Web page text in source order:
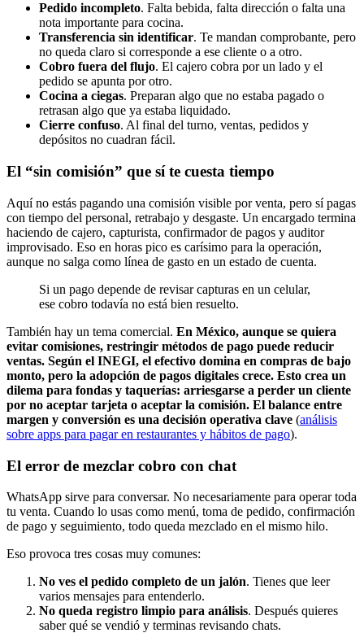
Pedido incompleto. Falta bebida, falta dirección o falta una
nota importante para cocina.
Transferencia sin identificar. Te mandan comprobante, pero
no queda claro si corresponde a ese cliente o a otro.
Cobro fuera del flujo. El cajero cobra por un lado y el
pedido se apunta por otro.
Cocina a ciegas. Preparan algo que no estaba pagado o
retrasan algo que ya estaba liquidado.
Cierre confuso. Al final del turno, ventas, pedidos y
depósitos no cuadran fácil.
El “sin comisión” que sí te cuesta tiempo
Aquí no estás pagando una comisión visible por venta, pero sí pagas
con tiempo del personal, retrabajo y desgaste. Un encargado termina
haciendo de cajero, capturista, confirmador de pagos y auditor
improvisado. Eso en horas pico es carísimo para la operación,
aunque no salga como línea de gasto en un estado de cuenta.
Si un pago depende de revisar capturas en un celular,
ese cobro todavía no está bien resuelto.
También hay un tema comercial. En México, aunque se quiera
evitar comisiones, restringir métodos de pago puede reducir
ventas. Según el INEGI, el efectivo domina en compras de bajo
monto, pero la adopción de pagos digitales crece. Esto crea un
dilema para fondas y taquerías: arriesgarse a perder un cliente
por no aceptar tarjeta o aceptar la comisión. El balance entre
margen y conversión es una decisión operativa clave (análisis
sobre apps para pagar en restaurantes y hábitos de pago).
El error de mezclar cobro con chat
WhatsApp sirve para conversar. No necesariamente para operar toda
tu venta. Cuando lo usas como menú, toma de pedido, confirmación
de pago y seguimiento, todo queda mezclado en el mismo hilo.
Eso provoca tres cosas muy comunes:
No ves el pedido completo de un jalón. Tienes que leer
varios mensajes para entenderlo.
No queda registro limpio para análisis. Después quieres
saber qué se vendió y terminas revisando chats.